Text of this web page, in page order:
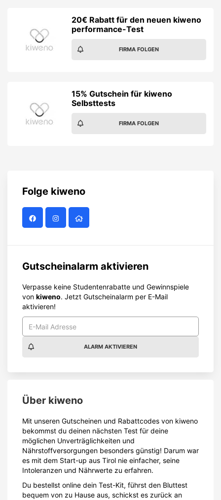
20€ Rabatt für den neuen kiweno
performance-Test
FIRMA FOLGEN
15% Gutschein für kiweno
Selbsttests
FIRMA FOLGEN
Folge kiweno
Gutscheinalarm aktivieren
Verpasse keine Studentenrabatte und Gewinnspiele
von kiweno. Jetzt Gutscheinalarm per E-Mail
aktivieren!
ALARM AKTIVIEREN
Über kiweno
Mit unseren Gutscheinen und Rabattcodes von kiweno
bekommst du deinen nächsten Test für deine
möglichen Unverträglichkeiten und
Nährstoffversorgungen besonders günstig! Darum war
es mit dem Start-up aus Tirol nie einfacher, seine
Intoleranzen und Nährwerte zu erfahren.
Du bestellst online dein Test-Kit, führst den Bluttest
bequem von zu Hause aus, schickst es zurück an